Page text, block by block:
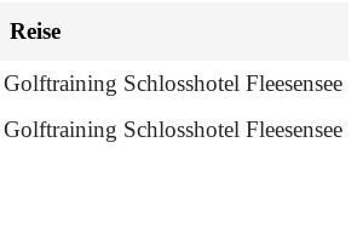
Reise
Golftraining Schlosshotel Fleesensee
Golftraining Schlosshotel Fleesensee